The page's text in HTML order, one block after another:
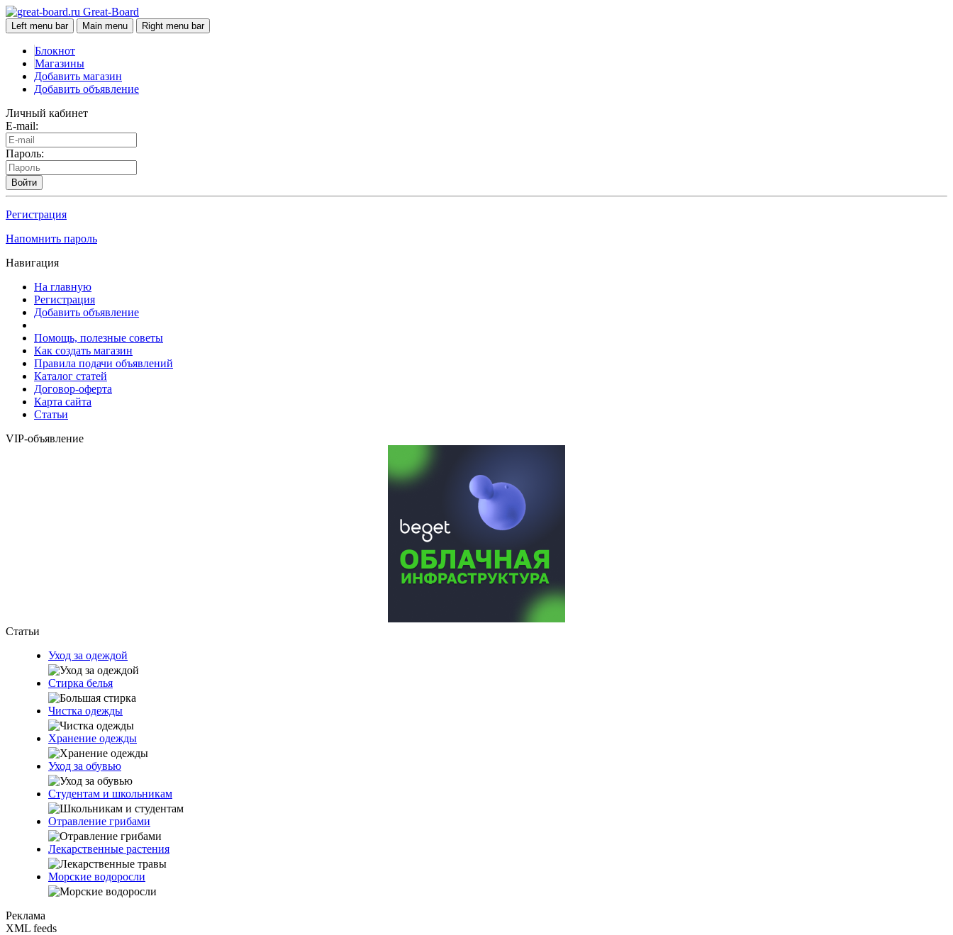
Great-Board
Left menu bar Main menu Right menu bar
Блокнот
Магазины
Добавить магазин
Добавить объявление
Личный кабинет
E-mail:
Пароль:
Войти
Регистрация
Напомнить пароль
Навигация
На главную
Регистрация
Добавить объявление
Помощь, полезные советы
Как создать магазин
Правила подачи объявлений
Каталог статей
Договор-оферта
Карта сайта
Статьи
VIP-объявление
Статьи
Уход за одеждой
Стирка белья
Чистка одежды
Хранение одежды
Уход за обувью
Студентам и школьникам
Отравление грибами
Лекарственные растения
Морские водоросли
Реклама
XML feeds